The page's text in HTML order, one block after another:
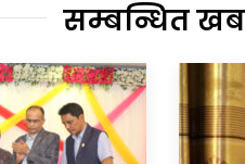
सम्बन्धित